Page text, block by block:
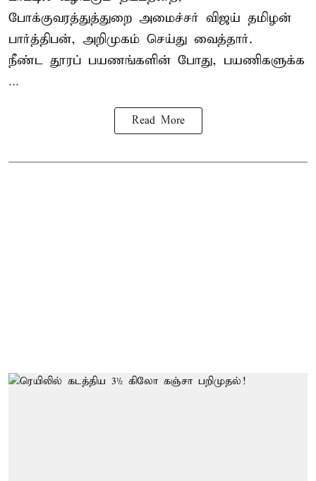
போக்குவரத்துத்துறை அமைச்சர் விஜய் தமிழன்
பார்த்திபன், அறிமுகம் செய்து வைத்தார்.
நீண்ட தூரப் பயணங்களின் போது, பயணிகளுக்க
...
Read More